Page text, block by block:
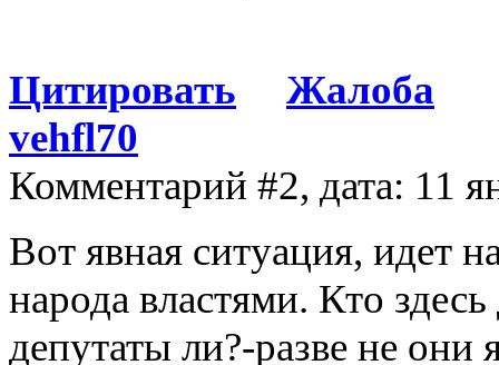
Цитировать
Жалоба
vehfl70
Комментарий #2, дата: 11
Вот явная ситуация, идет
народа властями. Кто
депутаты ли?-разве не они